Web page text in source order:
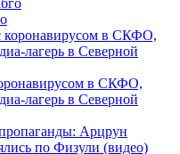
в СКФО,
лагерь в Северной